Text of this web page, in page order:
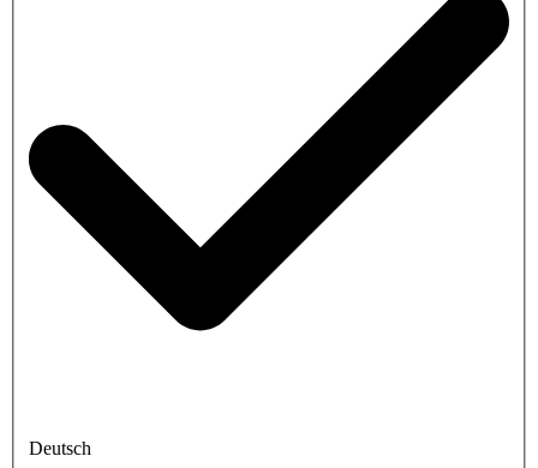
Deutsch